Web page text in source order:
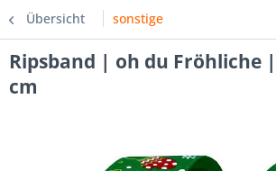
Übersicht sonstige
Ripsband | oh du Fröhliche
cm